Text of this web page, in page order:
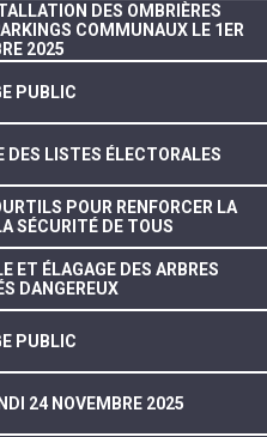
DES OMBRIÈRES
COMMUNAUX LE 1ER
2025
PUBLIC
LISTES ÉLECTORALES
POUR RENFORCER LA
SÉCURITÉ DE TOUS
ET ÉLAGAGE DES ARBRES
DANGEREUX
PUBLIC
24 NOVEMBRE 2025